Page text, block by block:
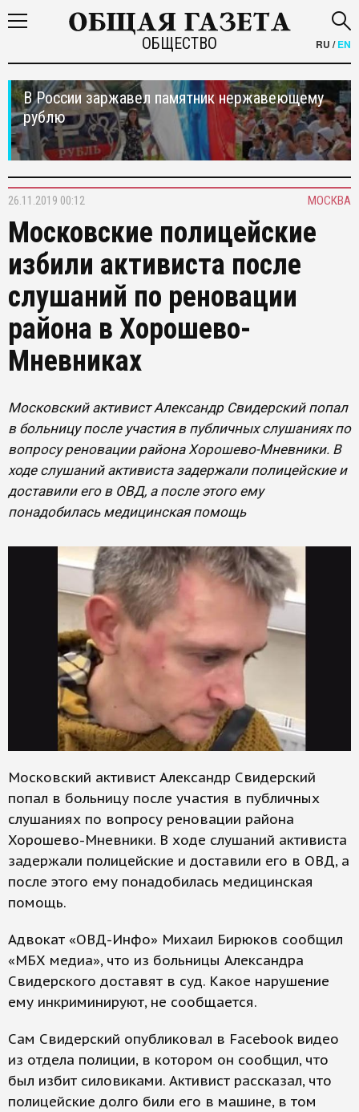
ОБЩЕСТВО RU /EN
В России заржавел памятник нержавеющему
рублю
МОСКВА
26.11.2019 00:12
Московские полицейские
избили активиста после
слушаний по реновации
района в Хорошево-
Мневниках
Московский активист Александр Свидерский попал
в больницу после участия в публичных слушаниях по
вопросу реновации района Хорошево-Мневники. В
ходе слушаний активиста задержали полицейские и
доставили его в ОВД, а после этого ему
понадобилась медицинская помощь
Московский активист Александр Свидерский
попал в больницу после участия в публичных
слушаниях по вопросу реновации района
Хорошево-Мневники. В ходе слушаний активиста
задержали полицейские и доставили его в ОВД, а
после этого ему понадобилась медицинская
помощь.
Адвокат «ОВД-Инфо» Михаил Бирюков сообщил
«МБХ медиа», что из больницы Александра
Свидерского доставят в суд. Какое нарушение
ему инкриминируют, не сообщается.
Сам Свидерский опубликовал в Facebook видео
из отдела полиции, в котором он сообщил, что
был избит силовиками. Активист рассказал, что
полицейские долго били его в машине, в том